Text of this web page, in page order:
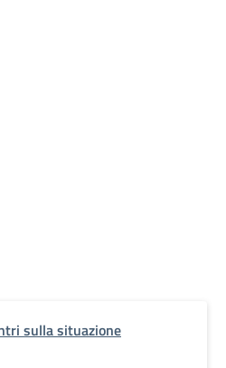
sulla situazione